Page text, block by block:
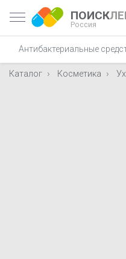
ПОИСК
Россия
Антибактериальные
Каталог Косметика